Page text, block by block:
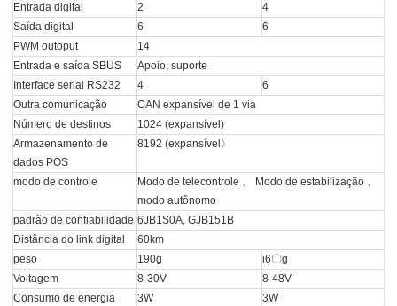
Entrada digital
2
4
Saída digital
6
6
PWM outoput
14
Entrada e saída SBUS
Apoio, suporte
Interface serial RS232
4
6
Outra comunicação
CAN expansível de 1 via
Número de destinos
1024 (expansível)
Armazenamento de
dados POS
8192 (expansível〉
modo de controle
Modo de telecontrole 、 Modo de estabilização 、
modo autônomo
padrão de confiabilidade 6JB1S0A, GJB151B
Distância do link digital
60km
peso
190g
i6〇g
Voltagem
8-30V
8-48V
Consumo de energia
3W
3W